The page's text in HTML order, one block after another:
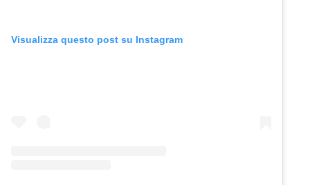
Visualizza questo post su Instagram